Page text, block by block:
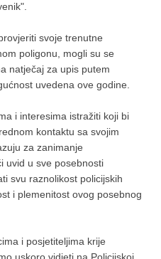
svoje trenutne
poligonu, mogli su se
natječaj za upis putem
uvedena ove godine.
i interesima istražiti koji bi
kontaktu sa svojim
za zanimanje
uvid u sve posebnosti
svu raznolikost policijskih
i plemenitost ovog posebnog
i posjetiteljima krije